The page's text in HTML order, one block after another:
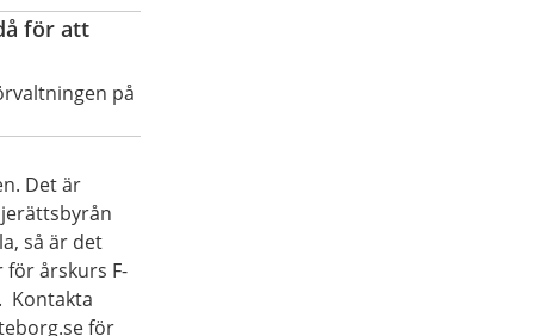
för att
på
Det är
så är det
årskurs F-
Kontakta
för